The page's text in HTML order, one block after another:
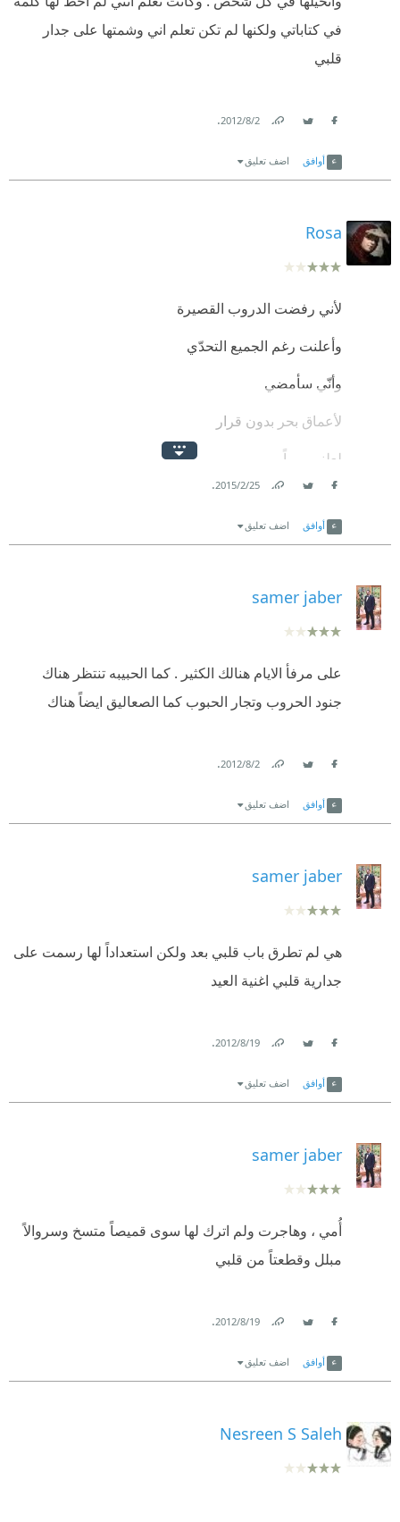
في كتاباتي ولكنها لم تكن تعلم اني وشمتها على جدار
قلبي
2‏/8‏/2012
.
أوافق اضف تعليق
Rosa
لأني رفضت الدروب القصيرة
وأعلنت رغم الجميع التحدّي
وأنّي سأمضي
لأعماق بحر بدون قرار
لعلني يوماً
25‏/2‏/2015
.
أوافق اضف تعليق
samer jaber
على مرفأ الايام هنالك الكثير . كما الحبيبه تنتظر هناك
جنود الحروب وتجار الحبوب كما الصعاليق ايضاً هناك
2‏/8‏/2012
.
أوافق اضف تعليق
samer jaber
هي لم تطرق باب قلبي بعد ولكن استعداداً لها رسمت على
جدارية قلبي اغنية العيد
19‏/8‏/2012
.
أوافق اضف تعليق
samer jaber
أُمي ، وهاجرت ولم اترك لها سوى قميصاً متسخ وسروالاً
مبلل وقطعتاً من قلبي
19‏/8‏/2012
.
أوافق اضف تعليق
Nesreen S Saleh